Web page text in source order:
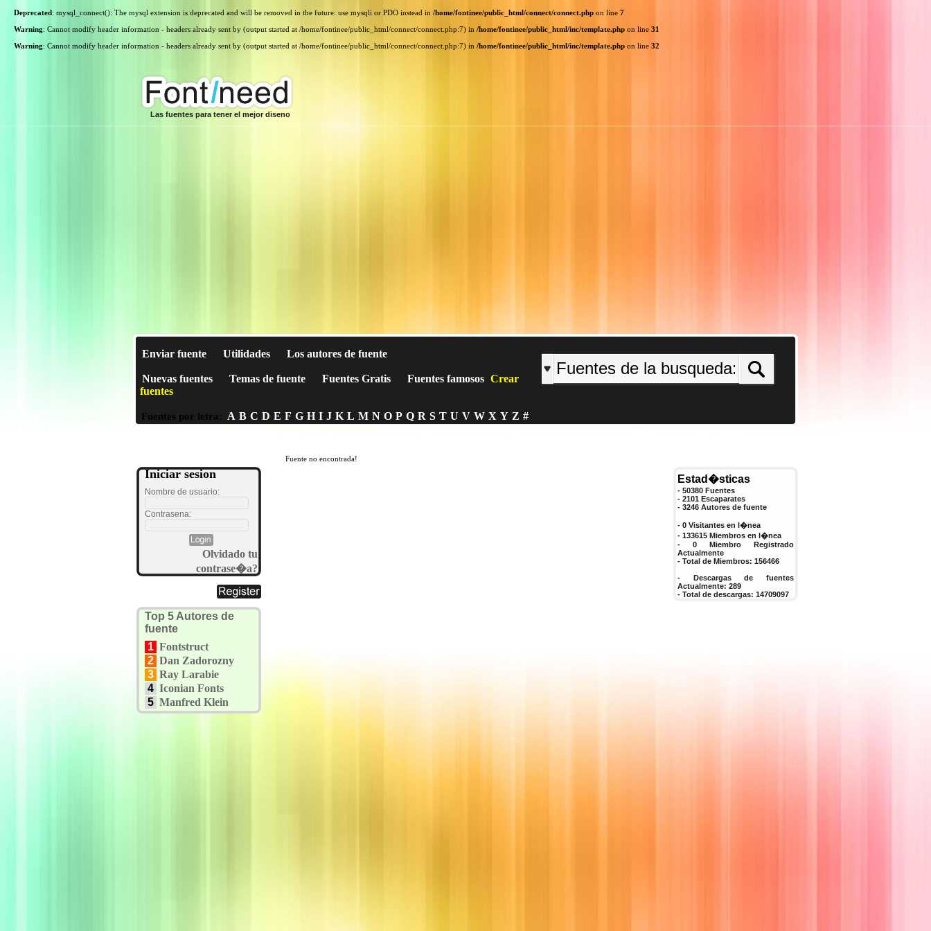
Deprecated: mysql_connect(): The mysql extension is deprecated and will be removed in the future: use mysqli or PDO instead in /home/fontinee/public_html/connect/connect.php on line 7
Warning: Cannot modify header information - headers already sent by (output started at /home/fontinee/public_html/connect/connect.php:7) in /home/fontinee/public_html/inc/template.php on line 31
Warning: Cannot modify header information - headers already sent by (output started at /home/fontinee/public_html/connect/connect.php:7) in /home/fontinee/public_html/inc/template.php on line 32
Las fuentes para tener el mejor diseno
Enviar fuente Utilidades Los autores de fuente
Nuevas fuentes Temas de fuente Fuentes Gratis Fuentes famosos Crear
fuentes
Fuentes por letra: A B C D E F G H I J K L M N O P Q R S T U V W X Y Z #
Iniciar sesion
Nombre de usuario:
Contrasena:
Olvidado tu
contrase�a?
Top 5 Autores de
fuente
1 Fontstruct
2 Dan Zadorozny
3 Ray Larabie
4 Iconian Fonts
5 Manfred Klein
Fuente no encontrada!
Estad�sticas
- 50380 Fuentes
- 2101 Escaparates
- 3246 Autores de fuente
- 0 Visitantes en l�nea
- 133615 Miembros en l�nea
- 0 Miembro Registrado
Actualmente
- Total de Miembros: 156466
- Descargas de fuentes
Actualmente: 289
- Total de descargas: 14709097